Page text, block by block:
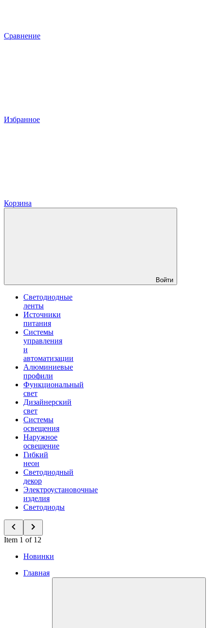
Сравнение
Избранное
Корзина
Войти
Светодиодные
ленты
Источники
питания
Системы
управления
и
автоматизации
Алюминиевые
профили
Функциональный
свет
Дизайнерский
свет
Системы
освещения
Наружное
освещение
Гибкий
неон
Светодиодный
декор
Электроустановочные
изделия
Светодиоды
Item 1 of 12
Новинки
Главная